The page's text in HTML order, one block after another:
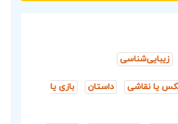
زیبایی‌شناسی
یا نقاشی داستان
بازی یا